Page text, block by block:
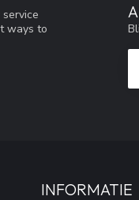
ways to
INFORMATIE